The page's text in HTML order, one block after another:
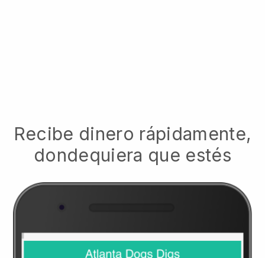
Recibe dinero rápidamente,
dondequiera que estés